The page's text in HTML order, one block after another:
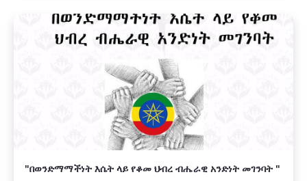
"በወንድማማችነት እሴት ላይ የቆመ ህብረ ብሔራዊ አንድነት መገንባት "